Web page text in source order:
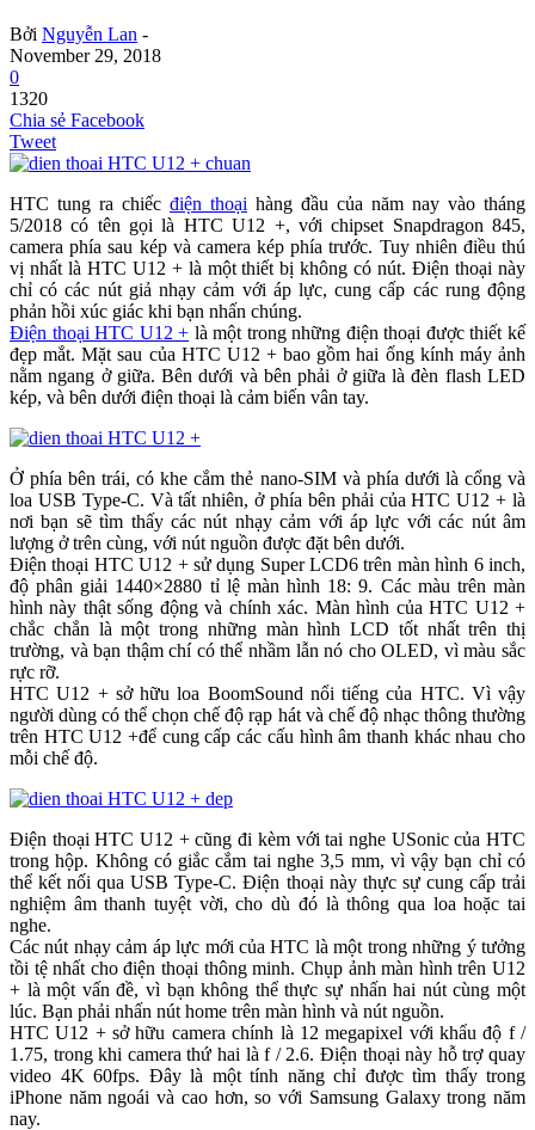
Bởi Nguyễn Lan -
November 29, 2018
0
1320
Chia sẻ Facebook
Tweet
HTC tung ra chiếc điện thoại hàng đầu của năm nay vào tháng
5/2018 có tên gọi là HTC U12 +, với chipset Snapdragon 845,
camera phía sau kép và camera kép phía trước. Tuy nhiên điều thú
vị nhất là HTC U12 + là một thiết bị không có nút. Điện thoại này
chỉ có các nút giả nhạy cảm với áp lực, cung cấp các rung động
phản hồi xúc giác khi bạn nhấn chúng.
Điện thoại HTC U12 + là một trong những điện thoại được thiết kế
đẹp mắt. Mặt sau của HTC U12 + bao gồm hai ống kính máy ảnh
nằm ngang ở giữa. Bên dưới và bên phải ở giữa là đèn flash LED
kép, và bên dưới điện thoại là cảm biến vân tay.
Ở phía bên trái, có khe cắm thẻ nano-SIM và phía dưới là cổng và
loa USB Type-C. Và tất nhiên, ở phía bên phải của HTC U12 + là
nơi bạn sẽ tìm thấy các nút nhạy cảm với áp lực với các nút âm
lượng ở trên cùng, với nút nguồn được đặt bên dưới.
Điện thoại HTC U12 + sử dụng Super LCD6 trên màn hình 6 inch,
độ phân giải 1440×2880 tỉ lệ màn hình 18: 9. Các màu trên màn
hình này thật sống động và chính xác. Màn hình của HTC U12 +
chắc chắn là một trong những màn hình LCD tốt nhất trên thị
trường, và bạn thậm chí có thể nhầm lẫn nó cho OLED, vì màu sắc
rực rỡ.
HTC U12 + sở hữu loa BoomSound nổi tiếng của HTC. Vì vậy
người dùng có thể chọn chế độ rạp hát và chế độ nhạc thông thường
trên HTC U12 +để cung cấp các cấu hình âm thanh khác nhau cho
mỗi chế độ.
Điện thoại HTC U12 + cũng đi kèm với tai nghe USonic của HTC
trong hộp. Không có giắc cắm tai nghe 3,5 mm, vì vậy bạn chỉ có
thể kết nối qua USB Type-C. Điện thoại này thực sự cung cấp trải
nghiệm âm thanh tuyệt vời, cho dù đó là thông qua loa hoặc tai
nghe.
Các nút nhạy cảm áp lực mới của HTC là một trong những ý tưởng
tồi tệ nhất cho điện thoại thông minh. Chụp ảnh màn hình trên U12
+ là một vấn đề, vì bạn không thể thực sự nhấn hai nút cùng một
lúc. Bạn phải nhấn nút home trên màn hình và nút nguồn.
HTC U12 + sở hữu camera chính là 12 megapixel với khẩu độ f /
1.75, trong khi camera thứ hai là f / 2.6. Điện thoại này hỗ trợ quay
video 4K 60fps. Đây là một tính năng chỉ được tìm thấy trong
iPhone năm ngoái và cao hơn, so với Samsung Galaxy trong năm
nay.